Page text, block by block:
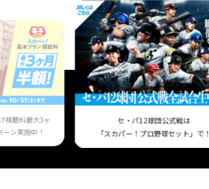
視聴料最大3ヶ
ン実施中！
セ・パ12球団公式戦は
「スカパー！プロ野球セット」で！